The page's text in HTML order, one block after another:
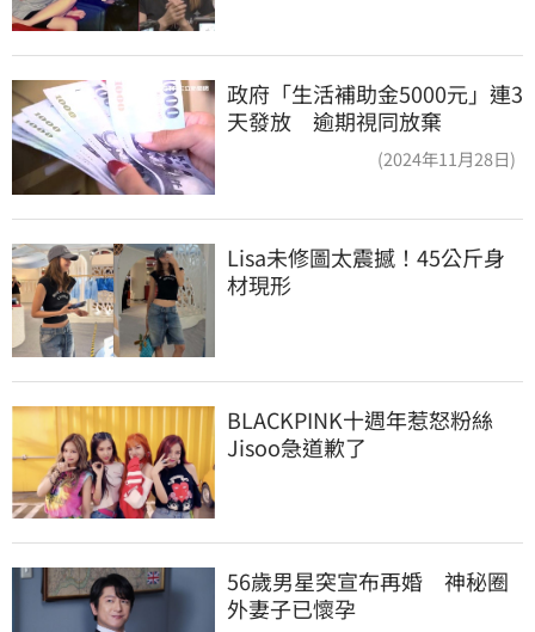
政府「生活補助金5000元」連3
天發放 逾期視同放棄
(2024年11月28日)
Lisa未修圖太震撼！45公斤身
材現形
BLACKPINK十週年惹怒粉絲
Jisoo急道歉了
56歲男星突宣布再婚　神秘圈
外妻子已懷孕